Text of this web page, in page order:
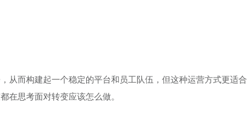
从而构建起一个稳定的平台和员工队伍，但这种运营方式更适合
在思考面对转变应该怎么做。